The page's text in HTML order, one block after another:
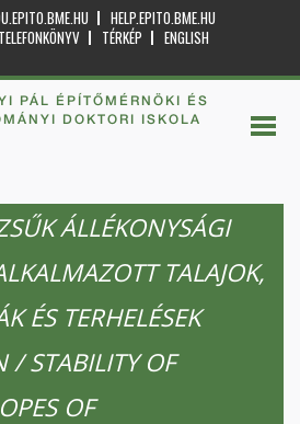
HELP.EPITO.BME.HU
TELEFONKÖNYV TÉRKÉP
ENGLISH
PÁL ÉPÍTŐMÉRNÖKI ÉS
DOKTORI ISKOLA
ÁLLÉKONYSÁGI
TALAJOK,
ÉS TERHELÉSEK
/ STABILITY OF
OF